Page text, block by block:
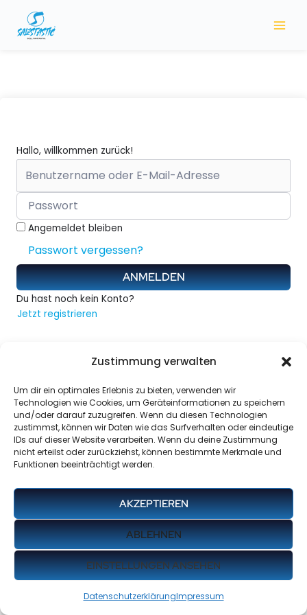
Zustimmung verwalten
Um dir ein optimales Erlebnis zu bieten, verwenden wir
Technologien wie Cookies, um Geräteinformationen zu speichern
und/oder darauf zuzugreifen. Wenn du diesen Technologien
zustimmst, können wir Daten wie das Surfverhalten oder eindeutige
IDs auf dieser Website verarbeiten. Wenn du deine Zustimmung
nicht erteilst oder zurückziehst, können bestimmte Merkmale und
Funktionen beeinträchtigt werden.
AKZEPTIEREN
ABLEHNEN
EINSTELLUNGEN ANSEHEN
DatenschutzerklärungImpressum
Inhalt
springen
Hallo, willkommen zurück!
Angemeldet bleiben
Passwort vergessen?
ANMELDEN
Du hast noch kein Konto?
Jetzt registrieren